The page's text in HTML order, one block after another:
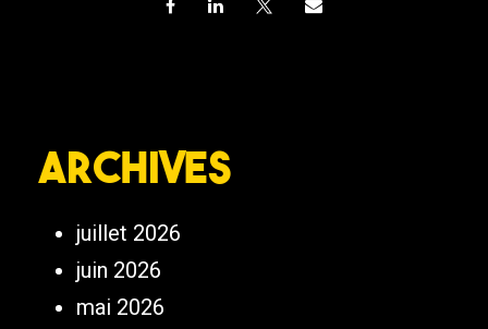
Archives
juillet 2026
juin 2026
mai 2026